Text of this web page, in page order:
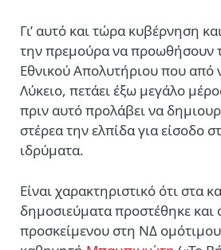
Γι’ αυτό και τώρα κυβέρνηση
την πρεμούρα να προωθήσουν
Εθνικού Απολυτήριου που από
Λύκειο, πετάει έξω μεγάλο
πριν αυτό προλάβει να
στέρεα την ελπίδα για είσοδο
ιδρύματα.
Είναι χαρακτηριστικό ότι στα
δημοσιεύματα προστέθηκε και
προσκείμενου στη ΝΔ ομότιμου